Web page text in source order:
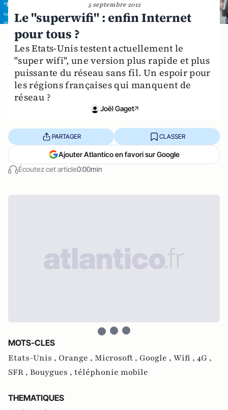
5 septembre 2012
Le "superwifi" : enfin Internet
pour tous ?
Les Etats-Unis testent actuellement le
"super wifi", une version plus rapide et plus
puissante du réseau sans fil. Un espoir pour
les régions françaises qui manquent de
réseau ?
Joël Gaget
Écoutez cet article0:00min
PARTAGER CLASSER
Ajouter Atlantico en favori sur Google
MOTS-CLES
Etats-Unis , Orange , Microsoft , Google , Wifi , 4G ,
SFR , Bouygues , téléphonie mobile
THEMATIQUES